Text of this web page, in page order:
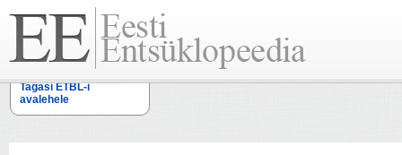
Tagasi ETBL-i
avalehele